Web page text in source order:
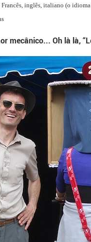
Francês, inglês, italiano (o
mecânico... Oh là là,